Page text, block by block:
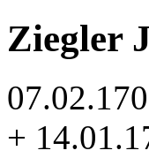
Ziegler
+